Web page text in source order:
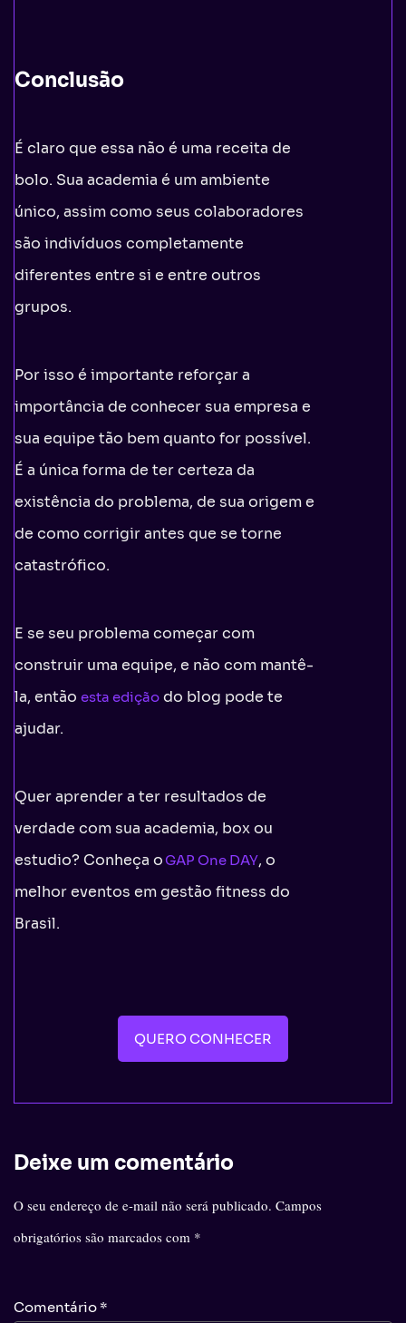
Conclusão
É claro que essa não é uma receita de
bolo. Sua academia é um ambiente
único, assim como seus colaboradores
são indivíduos completamente
diferentes entre si e entre outros
grupos.
Por isso é importante reforçar a
importância de conhecer sua empresa e
sua equipe tão bem quanto for possível.
É a única forma de ter certeza da
existência do problema, de sua origem e
de como corrigir antes que se torne
catastrófico.
E se seu problema começar com
construir uma equipe, e não com mantê-
la, então esta edição do blog pode te
ajudar.
Quer aprender a ter resultados de
verdade com sua academia, box ou
estudio? Conheça oGAP One DAY, o
melhor eventos em gestão fitness do
Brasil.
QUERO CONHECER
Deixe um comentário
O seu endereço de e-mail não será publicado. Campos
obrigatórios são marcados com *
Comentário *